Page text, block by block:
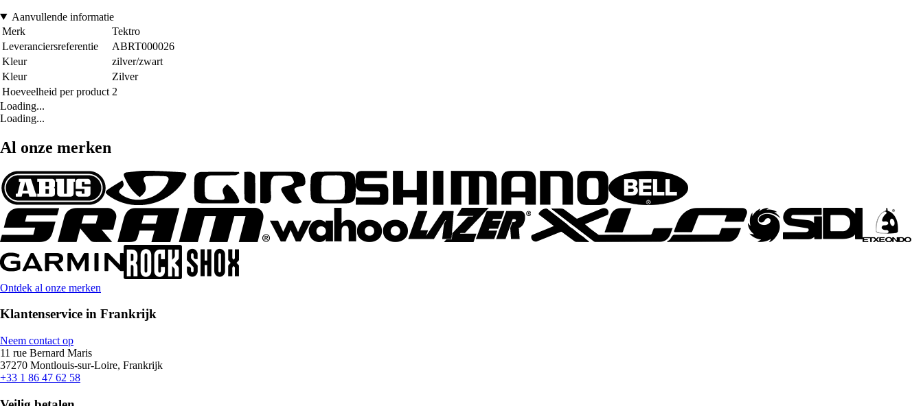
Aanvullende informatie
Merk
Tektro
Leveranciersreferentie
ABRT000026
Kleur
zilver/zwart
Kleur
Zilver
Hoeveelheid per product 2
Loading...
Loading...
Al onze merken
Ontdek al onze merken
Klantenservice in Frankrijk
Neem contact op
11 rue Bernard Maris
37270 Montlouis-sur-Loire, Frankrijk
+33 1 86 47 62 58